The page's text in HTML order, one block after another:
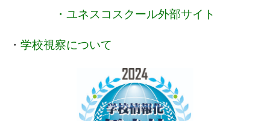
・ユネスコスクール外部サイト
・ 学校視察について